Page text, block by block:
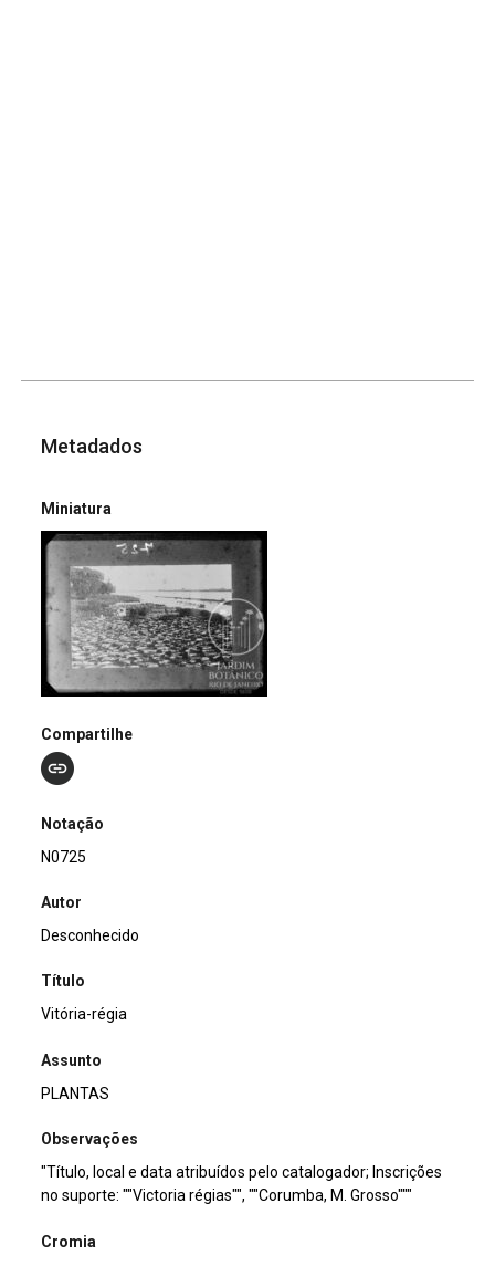
Metadados
Miniatura
Compartilhe
Notação
N0725
Autor
Desconhecido
Título
Vitória-régia
Assunto
PLANTAS
Observações
"Título, local e data atribuídos pelo catalogador; Inscrições
no suporte: ""Victoria régias"", ""Corumba, M. Grosso"""
Cromia